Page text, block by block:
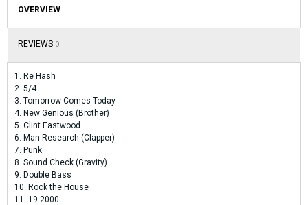
OVERVIEW
REVIEWS 0
1. Re Hash
2. 5/4
3. Tomorrow Comes Today
4. New Genious (Brother)
5. Clint Eastwood
6. Man Research (Clapper)
7. Punk
8. Sound Check (Gravity)
9. Double Bass
10. Rock the House
11. 19 2000